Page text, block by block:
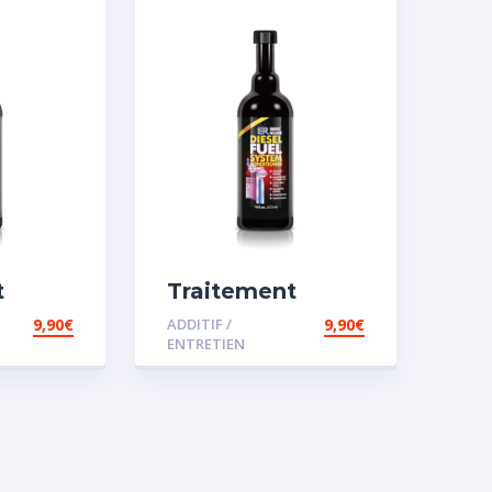
9,90€
Traitement
carburant
spécial diesel
ADDITIF /
ENTRETIEN
9,90€